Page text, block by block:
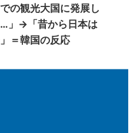
の観光大国に発展し
」→「昔から日本は
＝韓国の反応